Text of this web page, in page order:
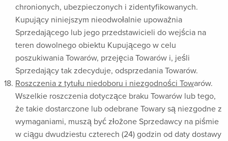
chronionych, ubezpieczonych i zidentyfikowanych.
Kupujący niniejszym nieodwołalnie upoważnia
Sprzedającego lub jego przedstawicieli do wejścia na
teren dowolnego obiektu Kupującego w celu
poszukiwania Towarów, przejęcia Towarów i, jeśli
Sprzedający tak zdecyduje, odsprzedania Towarów.
Roszczenia z tytułu niedoboru i niezgodności Towarów.
Wszelkie roszczenia dotyczące braku Towarów lub tego,
że takie dostarczone lub odebrane Towary są niezgodne z
wymaganiami, muszą być złożone Sprzedawcy na piśmie
w ciągu dwudziestu czterech (24) godzin od daty dostawy